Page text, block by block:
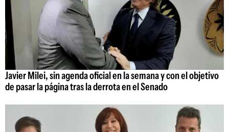
Javier Milei, sin agenda oficial en la semana y con el objetivo
de pasar la página tras la derrota en el Senado